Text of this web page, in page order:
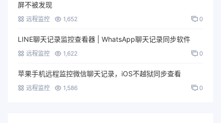
屏不被发现
远程监控 1,652 0
LINE聊天记录监控查看器 | WhatsApp聊天记录同步软件
远程监控 1,622 0
苹果手机远程监控微信聊天记录，iOS不越狱同步查看
远程监控 1,586 0